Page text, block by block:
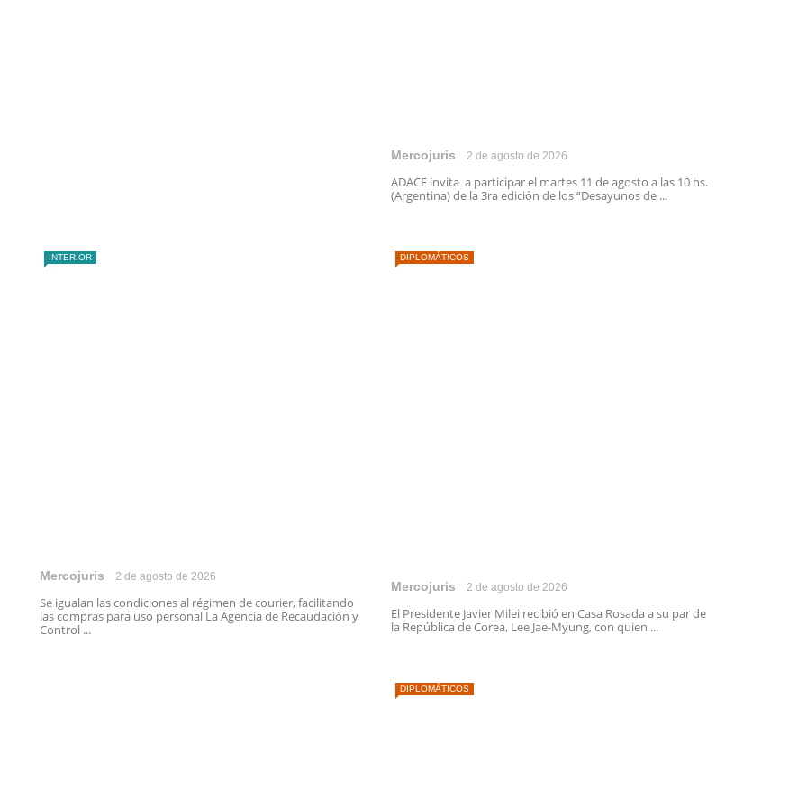
Mercojuris 2 de agosto de 2026
ADACE invita a participar el martes 11 de agosto a las 10 hs.
(Argentina) de la 3ra edición de los “Desayunos de ...
INTERIOR
Mercojuris 2 de agosto de 2026
Se igualan las condiciones al régimen de courier, facilitando
las compras para uso personal La Agencia de Recaudación y
Control ...
DIPLOMÁTICOS
Mercojuris 2 de agosto de 2026
El Presidente Javier Milei recibió en Casa Rosada a su par de
la República de Corea, Lee Jae-Myung, con quien ...
DIPLOMÁTICOS